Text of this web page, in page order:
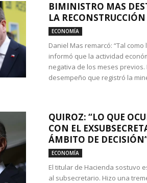
BIMINISTRO MAS
LA
ECONOMÍA
Daniel Mas remarcó: “Tal
informó que la actividad
negativa de los meses
desempeño que registró la
QUIROZ: “LO QUE
CON EL
ÁMBITO DE
ECONOMÍA
El titular de Hacienda sostuvo
al subsecretario. Hizo una